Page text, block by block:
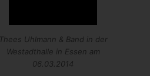
Thees Uhlmann & Band in der
Westadthalle in Essen am
06.03.2014